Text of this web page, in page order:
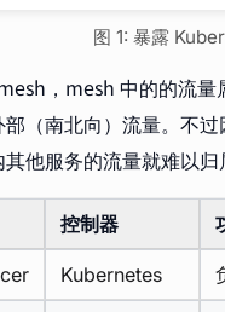
图 1: 暴露
，mesh 中的的流
（南北向）流量。不
他服务的流量就难以归
控制器
Kubernetes